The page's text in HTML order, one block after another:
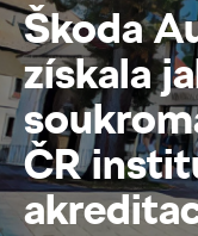
Škoda
získala
ČR